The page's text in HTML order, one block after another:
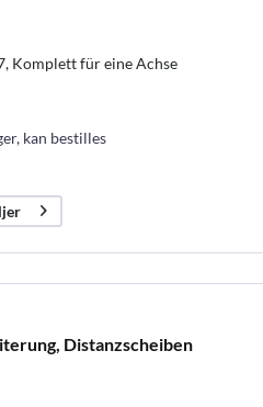
Komplett für eine Achse
kan bestilles
Distanzscheiben